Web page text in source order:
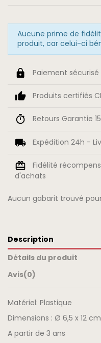
Aucune prime de
produit, car celui-ci
Paiement
Produits certifiés
Retours Garantie
Expédition 24h -
Fidélité
d'achats
Aucun gabarit trouvé
Description
Détails du produit
Avis(0)
Matériel: Plastique
Dimensions : Ø 6,5 x 12
A partir de 3 ans